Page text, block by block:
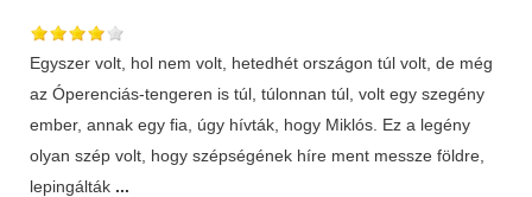
Egyszer volt, hol nem volt, hetedhét országon túl volt, de még
az Óperenciás-tengeren is túl, túlonnan túl, volt egy szegény
ember, annak egy fia, úgy hívták, hogy Miklós. Ez a legény
olyan szép volt, hogy szépségének híre ment messze földre,
lepingálták ...